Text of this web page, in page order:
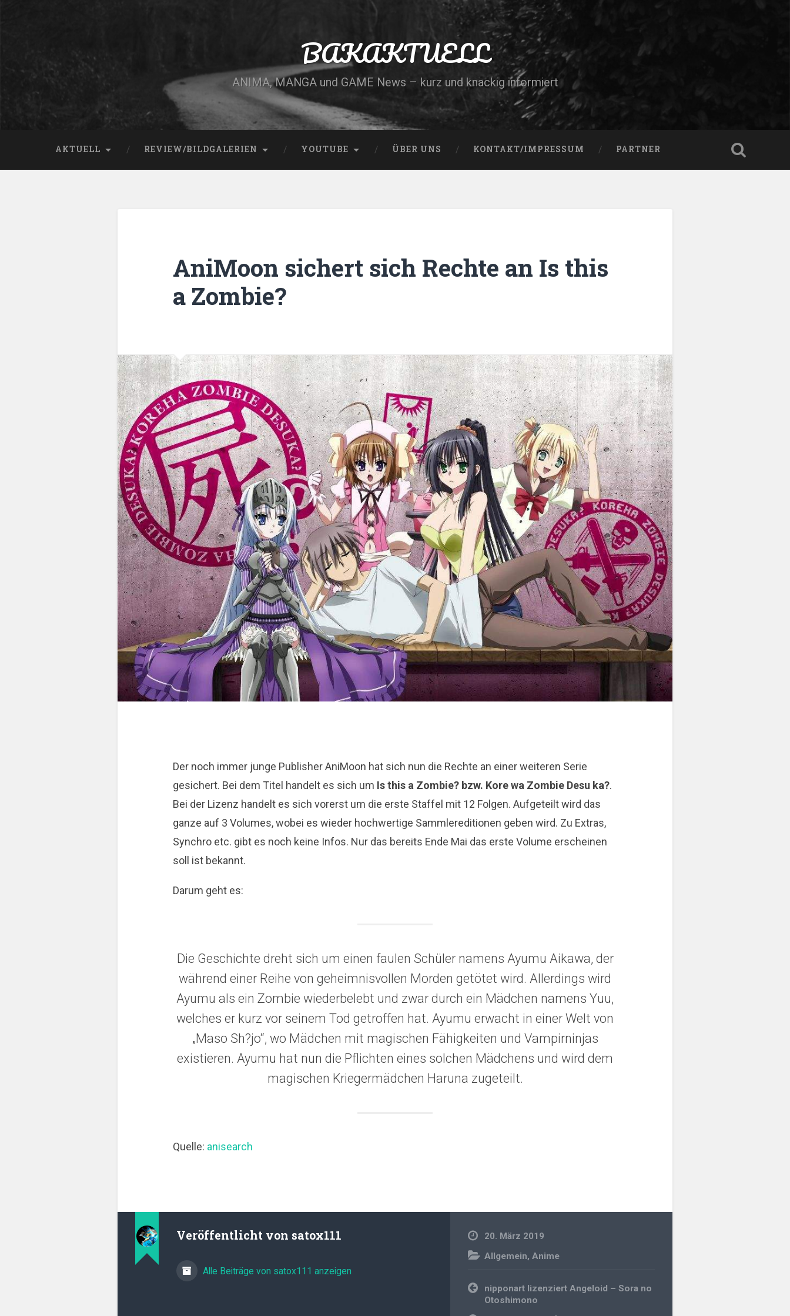
BAKAKTUELL
ANIMA, MANGA und GAME News – kurz und knackig informiert
AKTUELL REVIEW/BILDGALERIEN YOUTUBE ÜBER UNS KONTAKT/IMPRESSUM PARTNER
AniMoon sichert sich Rechte an Is this
a Zombie?
Der noch immer junge Publisher AniMoon hat sich nun die Rechte an einer weiteren Serie
gesichert. Bei dem Titel handelt es sich um Is this a Zombie? bzw. Kore wa Zombie Desu ka?.
Bei der Lizenz handelt es sich vorerst um die erste Staffel mit 12 Folgen. Aufgeteilt wird das
ganze auf 3 Volumes, wobei es wieder hochwertige Sammlereditionen geben wird. Zu Extras,
Synchro etc. gibt es noch keine Infos. Nur das bereits Ende Mai das erste Volume erscheinen
soll ist bekannt.
Darum geht es:
Die Geschichte dreht sich um einen faulen Schüler namens Ayumu Aikawa, der
während einer Reihe von geheimnisvollen Morden getötet wird. Allerdings wird
Ayumu als ein Zombie wiederbelebt und zwar durch ein Mädchen namens Yuu,
welches er kurz vor seinem Tod getroffen hat. Ayumu erwacht in einer Welt von
„Maso Sh?jo“, wo Mädchen mit magischen Fähigkeiten und Vampirninjas
existieren. Ayumu hat nun die Pflichten eines solchen Mädchens und wird dem
magischen Kriegermädchen Haruna zugeteilt.
Quelle: anisearch
Veröffentlicht von satox111
Alle Beiträge von satox111 anzeigen
20. März 2019
Allgemein,Anime
Beitragsnavigation
nipponart lizenziert Angeloid – Sora no
Otoshimono